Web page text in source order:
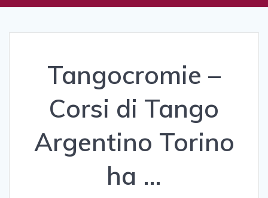
Tangocromie –
Corsi di Tango
Argentino Torino
ha …